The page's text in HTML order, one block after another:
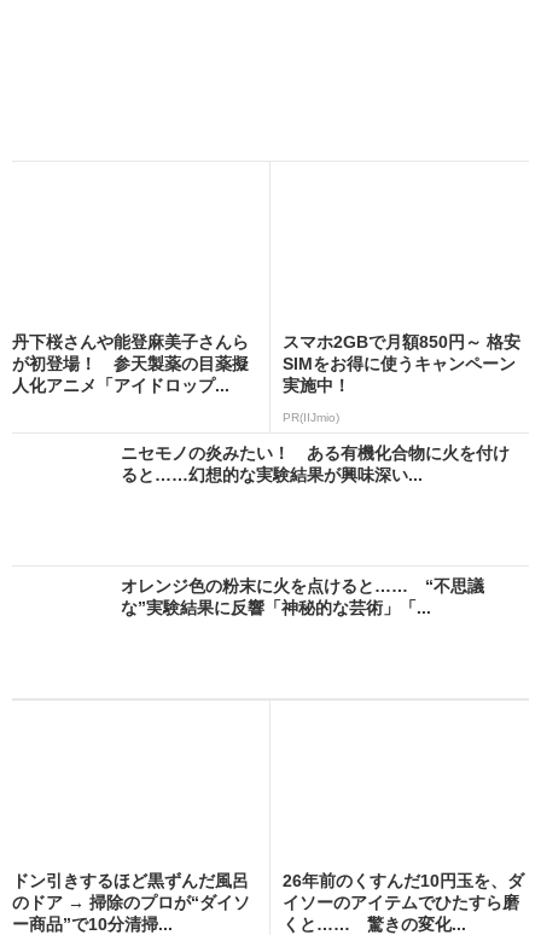
丹下桜さんや能登麻美子さんら
が初登場！ 参天製薬の目薬擬
人化アニメ「アイドロップ...
スマホ2GBで月額850円～ 格安
SIMをお得に使うキャンペーン
実施中！
PR(IIJmio)
ニセモノの炎みたい！ ある有機化合物に火を付け
ると……幻想的な実験結果が興味深い...
オレンジ色の粉末に火を点けると…… “不思議
な”実験結果に反響「神秘的な芸術」「...
ドン引きするほど黒ずんだ風呂
のドア → 掃除のプロが“ダイソ
ー商品”で10分清掃...
26年前のくすんだ10円玉を、ダ
イソーのアイテムでひたすら磨
くと…… 驚きの変化...